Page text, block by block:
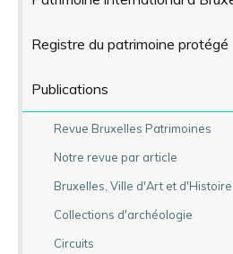
Registre du patrimoine protégé
Publications
Revue Bruxelles Patrimoines
Notre revue par article
Bruxelles, Ville d'Art et d'Histoire
Collections d'archéologie
Circuits